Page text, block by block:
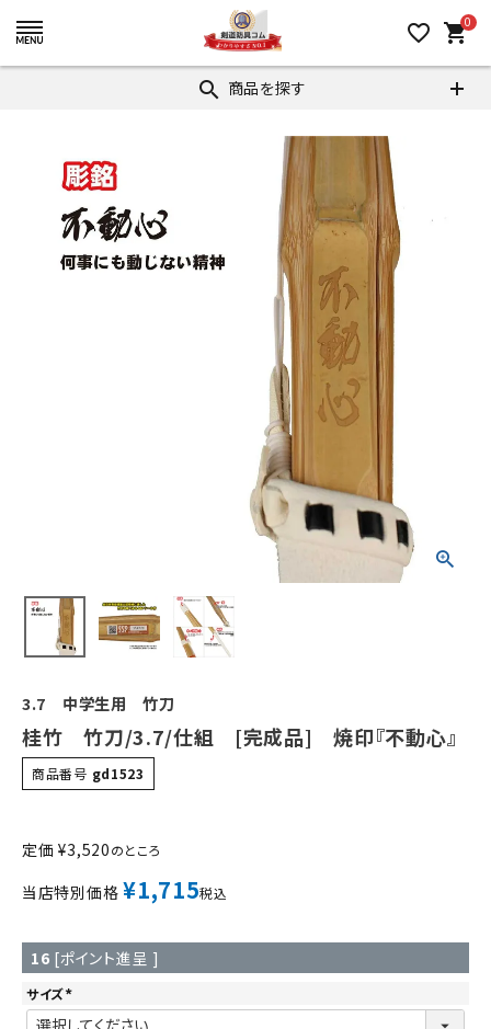
favorite_border 0
shopping_cart
search 商品を探す
3.7 中学生用 竹刀
桂竹 竹刀/3.7/仕組 [完成品] 焼印『不動心』
商品番号 gd1523
定価 ¥3,520のところ
当店特別価格 ¥1,715税込
16 [ポイント進呈 ]
サイズ
(
必